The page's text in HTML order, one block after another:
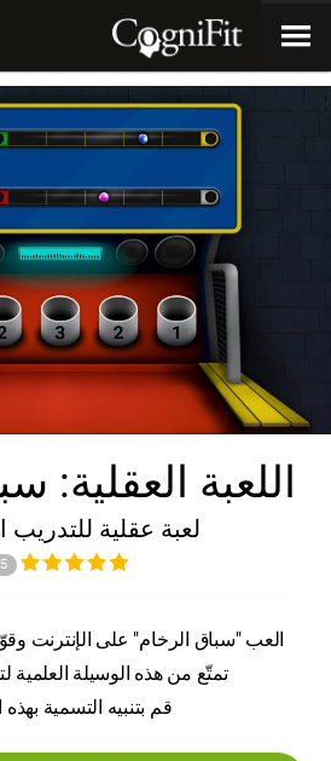
اللعبة العقلية:
لعبة عقلية
5
العب "سباق الرخام" على الإنترنت
تمتّع من هذه الوسيلة العلمية
قم بتنبيه التسمية بهذه